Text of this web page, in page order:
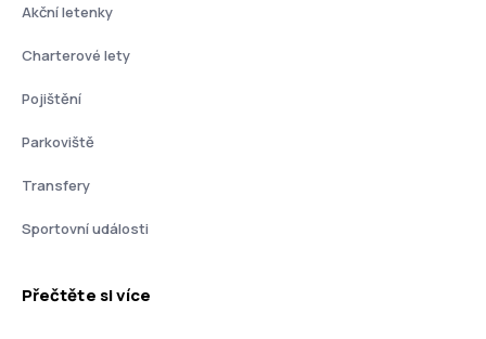
Akční letenky
Charterové lety
Pojištění
Parkoviště
Transfery
Sportovní události
Přečtěte si více